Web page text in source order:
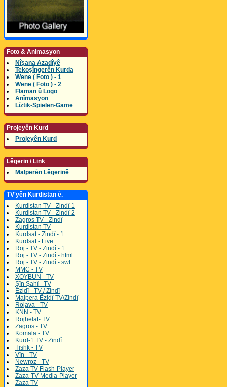
Foto & Animasyon
Nîşana Azadîyê
Tekoşîngerên Kurda
Wene ( Foto ) - 1
Wene ( Foto ) - 2
Flaman û Logo
Anîmasyon
Lîztik-Spielen-Game
Projeyên Kurd
Projeyên Kurd
Lêgerin / Link
Malperên Lêgerinê
TV'yên Kurdistan ê.
Kurdistan TV - Zindî-1
Kurdistan TV - Zindî-2
Zagros TV - Zindî
Kurdistan TV
Kurdsat - Zindî - 1
Kurdsat - Live
Roj - TV - Zindî - 1
Roj - TV - Zindî - html
Roj - TV - Zindî - swf
MMC - TV
XOYBUN - TV
Şîn Şahî - TV
Êzidî - TV / Zindî
Malpera Êzidî-TV/Zindî
Rojava - TV
KNN - TV
Rojhelat- TV
Zagros - TV
Komala - TV
Kurd-1 TV - Zindî
Tishk - TV
Vîn - TV
Newroz - TV
Zaza TV-Flash-Player
Zaza-TV-Media-Player
Zaza TV